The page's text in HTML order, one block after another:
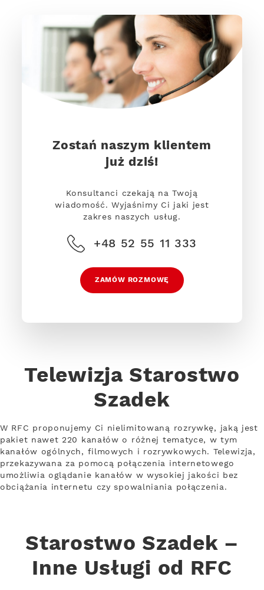
Zostań naszym klientem
już dziś!
Konsultanci czekają na Twoją
wiadomość. Wyjaśnimy Ci jaki jest
zakres naszych usług.
+48 52 55 11 333
ZAMÓW ROZMOWĘ
Telewizja Starostwo
Szadek
W RFC proponujemy Ci nielimitowaną rozrywkę, jaką jest
pakiet nawet 220 kanałów o różnej tematyce, w tym
kanałów ogólnych, filmowych i rozrywkowych. Telewizja,
przekazywana za pomocą połączenia internetowego
umożliwia oglądanie kanałów w wysokiej jakości bez
obciążania internetu czy spowalniania połączenia.
Starostwo Szadek –
Inne Usługi od RFC